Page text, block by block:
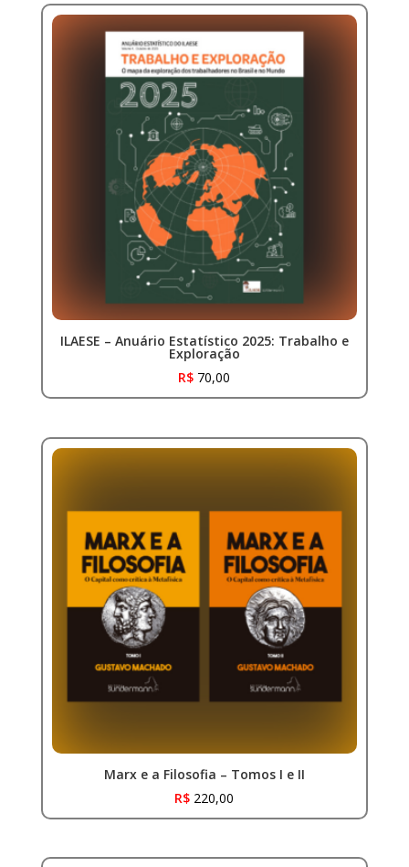
ILAESE – Anuário Estatístico 2025: Trabalho e
Exploração
R$ 70,00
Marx e a Filosofia – Tomos I e II
R$ 220,00